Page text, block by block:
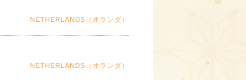
NETHERLANDS（オランダ）
NETHERLANDS（オランダ）